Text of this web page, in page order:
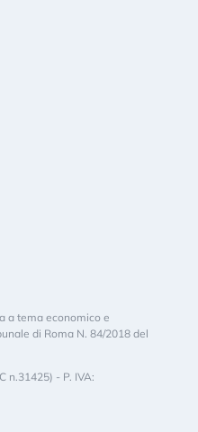
a tema economico e
di Roma N. 84/2018 del
n.31425) - P. IVA: